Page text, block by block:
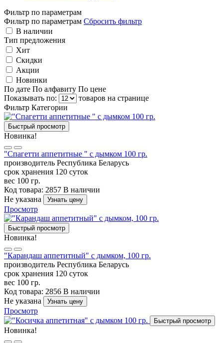
Фильтр по параметрам
Фильтр по параметрам Сбросить фильтр
В наличии
Тип предложения
Хит
Скидки
Акции
Новинки
По дате По алфавиту По цене
Показывать по:
товаров на странице
Фильтр Категории
Быстрый просмотр
Новинка!
"Спагетти аппетитные " с дымком 100 гр.
производитель Республика Беларусь
срок хранения 120 суток
вес 100 гр.
Код товара: 2857 В наличии
Не указана
Узнать цену
Просмотр
Быстрый просмотр
Новинка!
"Карандаш аппетитный" с дымком, 100 гр.
производитель Республика Беларусь
срок хранения 120 суток
вес 100 гр.
Код товара: 2856 В наличии
Не указана
Узнать цену
Просмотр
Быстрый просмотр
Новинка!